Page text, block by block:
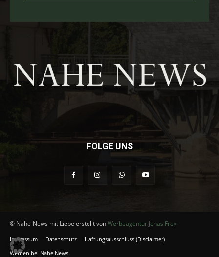
FOLGE UNS
© Nahe-News mit Liebe erstellt vonWerbeagentur Jonas Frey
Impressum Datenschutz
Haftungsausschluss (Disclaimer)
Werben bei Nahe News